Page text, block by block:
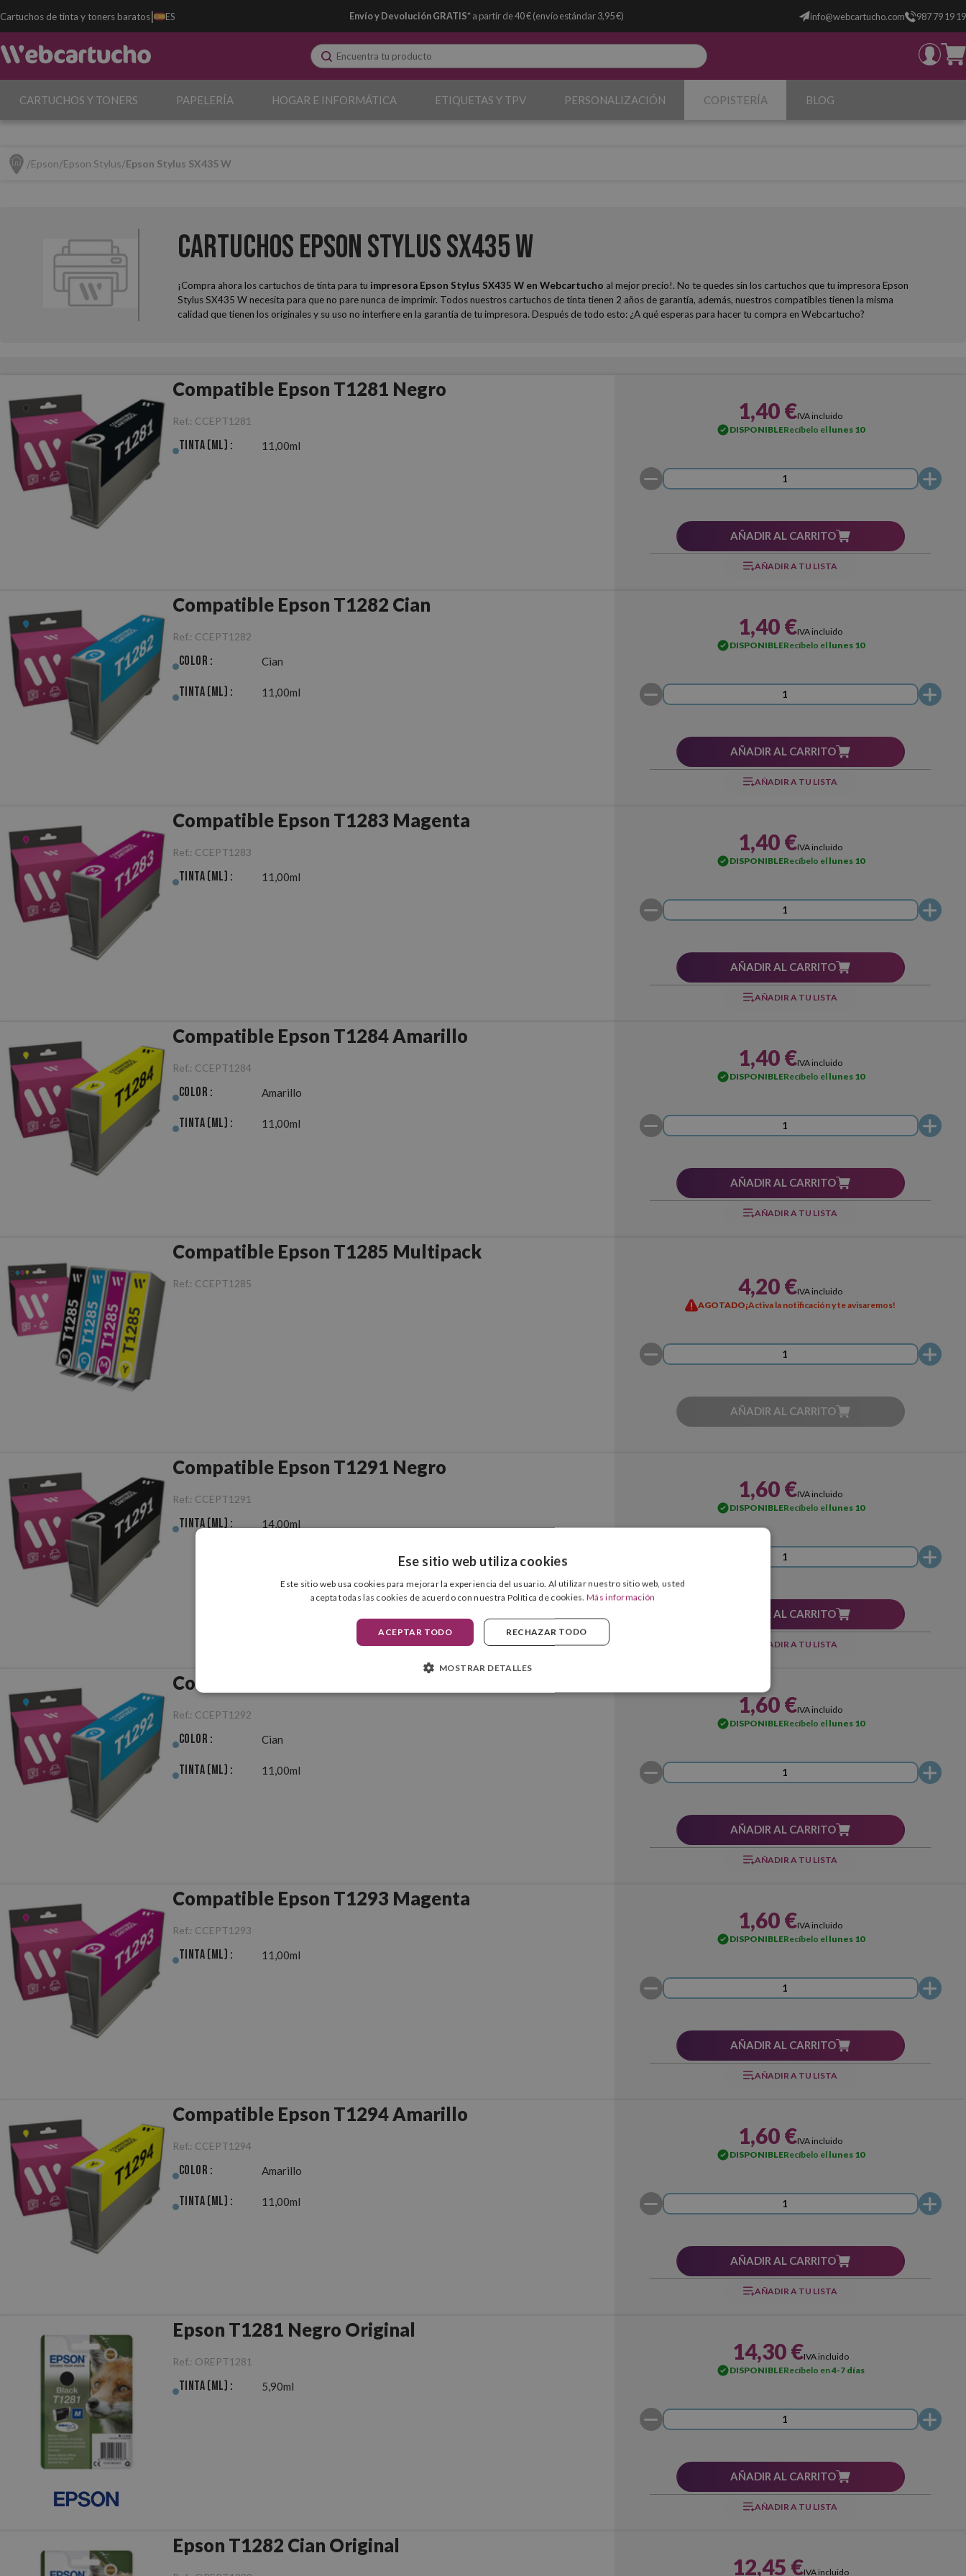
Cartuchos de tinta y toners baratos| ES Envío y Devolución GRATIS*a partir de 40 € (envío estándar 3,95 €) info@webcartucho.com 987 79 19 19
CARTUCHOS Y TONERS PAPELERÍA HOGAR E INFORMÁTICA ETIQUETAS Y TPV PERSONALIZACIÓN COPISTERÍA BLOG
Epson Epson Stylus Epson Stylus SX435 W
Cartuchos Epson Stylus SX435 W
¡Compra ahora los cartuchos de tinta para tu impresora Epson Stylus SX435 W en Webcartucho al mejor precio!. No te quedes sin los cartuchos que tu impresora Epson
Stylus SX435 W necesita para que no pare nunca de imprimir. Todos nuestros cartuchos de tinta tienen 2 años de garantía, además, nuestros compatibles tienen la misma
calidad que tienen los originales y su uso no interfiere en la garantía de tu impresora. Después de todo esto: ¿A qué esperas para hacer tu compra en Webcartucho?
Compatible Epson T1281 Negro
Ref.: CCEPT1281
Tinta (ml) : 11,00ml
1,40 €IVA incluido
DISPONIBLERecíbelo el lunes 10
AÑADIR AL CARRITO
AÑADIR A TU LISTA
Compatible Epson T1282 Cian
Ref.: CCEPT1282
Color : Cian
Tinta (ml) : 11,00ml
1,40 €IVA incluido
DISPONIBLERecíbelo el lunes 10
AÑADIR AL CARRITO
AÑADIR A TU LISTA
Compatible Epson T1283 Magenta
Ref.: CCEPT1283
Tinta (ml) : 11,00ml
1,40 €IVA incluido
DISPONIBLERecíbelo el lunes 10
AÑADIR AL CARRITO
AÑADIR A TU LISTA
Compatible Epson T1284 Amarillo
Ref.: CCEPT1284
Color : Amarillo
Tinta (ml) : 11,00ml
1,40 €IVA incluido
DISPONIBLERecíbelo el lunes 10
AÑADIR AL CARRITO
AÑADIR A TU LISTA
Compatible Epson T1285 Multipack
Ref.: CCEPT1285 4,20 €IVA incluido
AGOTADO¡Activa la notificación y te avisaremos!
AÑADIR AL CARRITO
Compatible Epson T1291 Negro
Ref.: CCEPT1291
Tinta (ml) : 14,00ml
1,60 €IVA incluido
DISPONIBLERecíbelo el lunes 10
AÑADIR AL CARRITO
AÑADIR A TU LISTA
Compatible Epson T1292 Cian
Ref.: CCEPT1292
Color : Cian
Tinta (ml) : 11,00ml
1,60 €IVA incluido
DISPONIBLERecíbelo el lunes 10
AÑADIR AL CARRITO
AÑADIR A TU LISTA
Compatible Epson T1293 Magenta
Ref.: CCEPT1293
Tinta (ml) : 11,00ml
1,60 €IVA incluido
DISPONIBLERecíbelo el lunes 10
AÑADIR AL CARRITO
AÑADIR A TU LISTA
Compatible Epson T1294 Amarillo
Ref.: CCEPT1294
Color : Amarillo
Tinta (ml) : 11,00ml
1,60 €IVA incluido
DISPONIBLERecíbelo el lunes 10
AÑADIR AL CARRITO
AÑADIR A TU LISTA
Epson T1281 Negro Original
Ref.: OREPT1281
Tinta (ml) : 5,90ml
14,30 €IVA incluido
DISPONIBLERecíbelo en4-7 días
AÑADIR AL CARRITO
AÑADIR A TU LISTA
Epson T1282 Cian Original
12,45 €IVA incluido
Ese sitio web utiliza cookies
Este sitio web usa cookies para mejorar la experiencia del usuario. Al utilizar nuestro sitio web, usted
acepta todas las cookies de acuerdo con nuestra Política de cookies.Más información
ACEPTAR TODO RECHAZAR TODO
MOSTRAR DETALLES